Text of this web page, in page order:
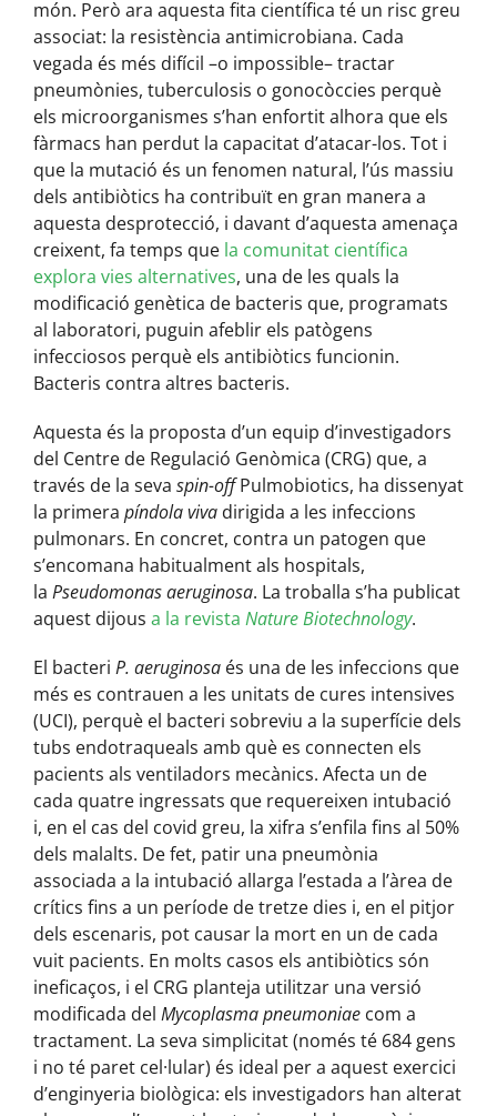
món. Però ara aquesta fita científica té un risc greu
associat: la resistència antimicrobiana. Cada
vegada és més difícil –o impossible– tractar
pneumònies, tuberculosis o gonocòccies perquè
els microorganismes s’han enfortit alhora que els
fàrmacs han perdut la capacitat d’atacar-los. Tot i
que la mutació és un fenomen natural, l’ús massiu
dels antibiòtics ha contribuït en gran manera a
aquesta desprotecció, i davant d’aquesta amenaça
creixent, fa temps que la comunitat científica
explora vies alternatives, una de les quals la
modificació genètica de bacteris que, programats
al laboratori, puguin afeblir els patògens
infecciosos perquè els antibiòtics funcionin.
Bacteris contra altres bacteris.
Aquesta és la proposta d’un equip d’investigadors
del Centre de Regulació Genòmica (CRG) que, a
través de la seva spin-offPulmobiotics, ha dissenyat
la primera píndola viva dirigida a les infeccions
pulmonars. En concret, contra un patogen que
s’encomana habitualment als hospitals,
la Pseudomonas aeruginosa. La troballa s’ha publicat
aquest dijous a la revista Nature Biotechnology.
El bacteri P. aeruginosa és una de les infeccions que
més es contrauen a les unitats de cures intensives
(UCI), perquè el bacteri sobreviu a la superfície dels
tubs endotraqueals amb què es connecten els
pacients als ventiladors mecànics. Afecta un de
cada quatre ingressats que requereixen intubació
i, en el cas del covid greu, la xifra s’enfila fins al 50%
dels malalts. De fet, patir una pneumònia
associada a la intubació allarga l’estada a l’àrea de
crítics fins a un període de tretze dies i, en el pitjor
dels escenaris, pot causar la mort en un de cada
vuit pacients. En molts casos els antibiòtics són
ineficaços, i el CRG planteja utilitzar una versió
modificada del Mycoplasma pneumoniae com a
tractament. La seva simplicitat (només té 684 gens
i no té paret cel·lular) és ideal per a aquest exercici
d’enginyeria biològica: els investigadors han alterat